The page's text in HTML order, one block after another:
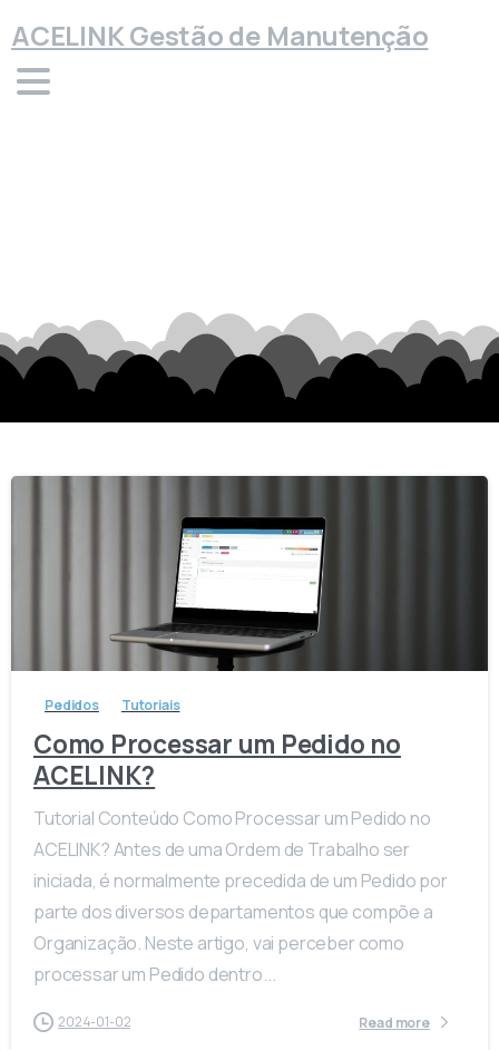
ACELINK Gestão de Manutenção
Pedidos Tutoriais
Como Processar um Pedido no
ACELINK?
Tutorial Conteúdo Como Processar um Pedido no
ACELINK? Antes de uma Ordem de Trabalho ser
iniciada, é normalmente precedida de um Pedido por
parte dos diversos departamentos que compõe a
Organização. Neste artigo, vai perceber como
processar um Pedido dentro...
2024-01-02 Read more